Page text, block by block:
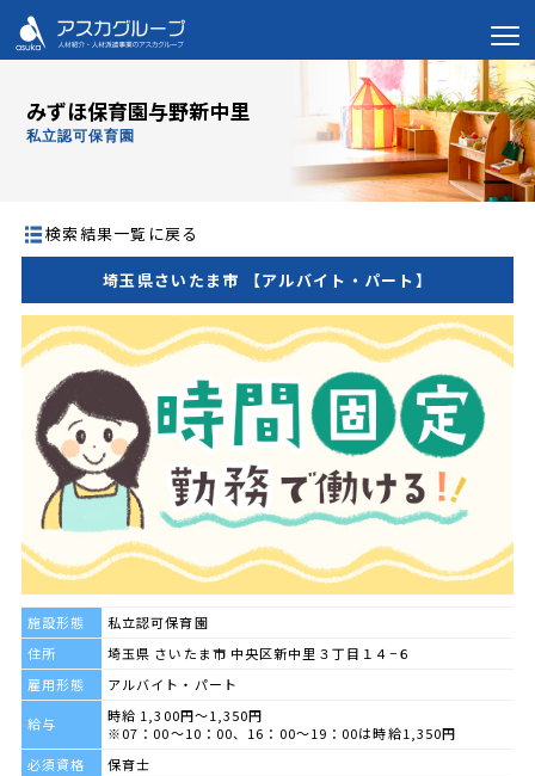
みずほ保育園与野新中里
私立認可保育園
検索結果一覧に戻る
埼玉県さいたま市 【アルバイト・パート】
施設形態
私立認可保育園
住所
埼玉県 さいたま市 中央区新中里３丁目１４−６
雇用形態
アルバイト・パート
給与
時給 1,300円～1,350円
※07：00〜10：00、16：00〜19：00は時給1,350円
必須資格
保育士